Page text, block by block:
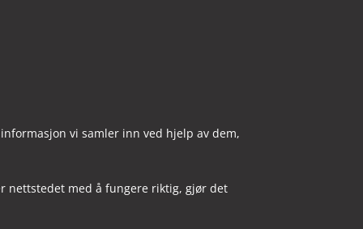
vi samler inn ved hjelp av dem,
nettstedet med å fungere riktig, gjør det